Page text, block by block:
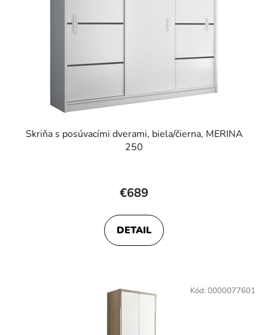
Skriňa s posúvacími dverami, biela/čierna, MERINA
250
€689
DETAIL
Kód: 0000077601